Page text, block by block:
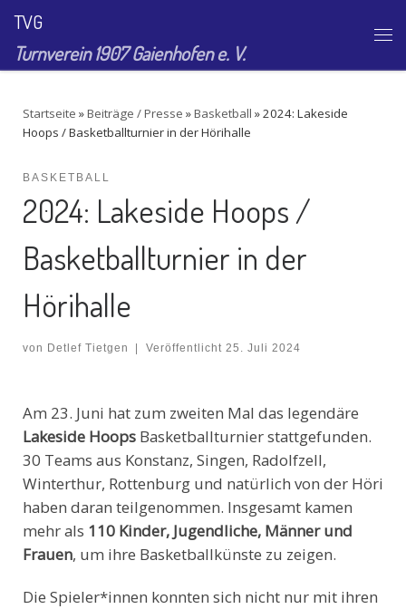
Zum Inhalt springen
TVG
Turnverein 1907 Gaienhofen e. V.
Startseite »Beiträge / Presse »Basketball »2024: Lakeside
Hoops / Basketballturnier in der Hörihalle
BASKETBALL
2024: Lakeside Hoops /
Basketballturnier in der
Hörihalle
von Detlef Tietgen | Veröffentlicht 25. Juli 2024
Am 23. Juni hat zum zweiten Mal das legendäre
Lakeside Hoops Basketballturnier stattgefunden.
30 Teams aus Konstanz, Singen, Radolfzell,
Winterthur, Rottenburg und natürlich von der Höri
haben daran teilgenommen. Insgesamt kamen
mehr als 110 Kinder, Jugendliche, Männer und
Frauen, um ihre Basketballkünste zu zeigen.
Die Spieler*innen konnten sich nicht nur mit ihren